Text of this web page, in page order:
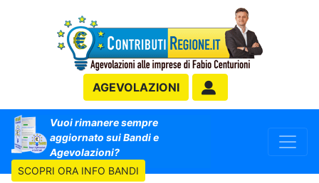
AGEVOLAZIONI
Vuoi rimanere sempre
aggiornato sui Bandi e
Agevolazioni?
SCOPRI ORA INFO BANDI